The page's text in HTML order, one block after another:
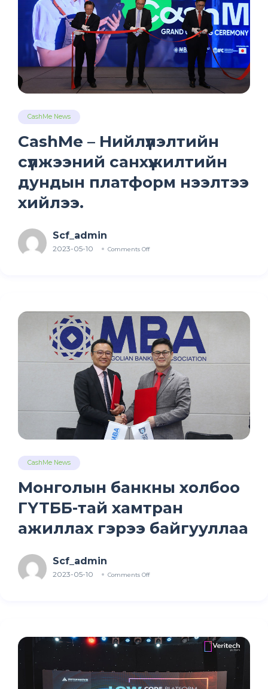
CashMe News
CashMe – Нийлүүлэлтийн
сүлжээний санхүүжилтийн
дундын платформ нээлтээ
хийлээ.
Scf_admin
2023-05-10 Comments Off
CashMe News
Монголын банкны холбоо
ГҮТББ-тай хамтран
ажиллах гэрээ байгууллаа
Scf_admin
2023-05-10 Comments Off